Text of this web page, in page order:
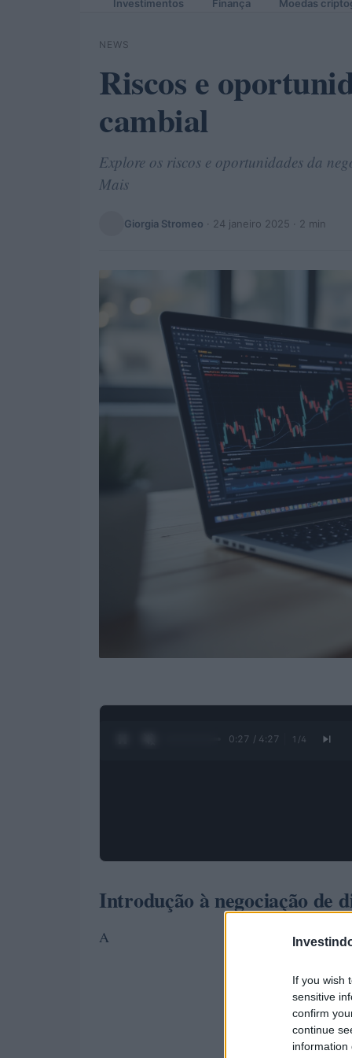
If you wish
sensitive
confirm
continue
information
Investimentos Finança Moedas
NEWS
Riscos e
cambial
Explore os riscos e oportunidades da
Mais
Giorgia Stromeo · 24 janeiro 2025 · 2 min
0:28 / 4:27 1 /4
Introdução à negociação de
A